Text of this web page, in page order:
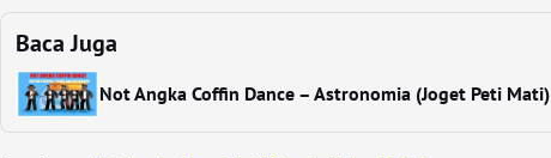
Baca Juga
Not Angka Coffin Dance – Astronomia (Joget Peti Mati)